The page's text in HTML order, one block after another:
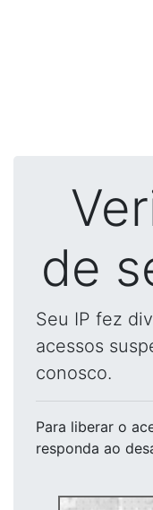
de
Seu IP fez
acessos
conosco.
Para liberar o
responda ao